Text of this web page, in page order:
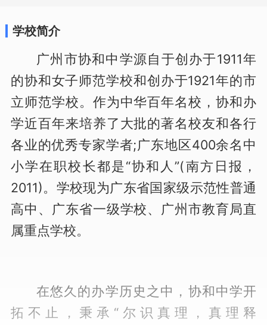
学校简介
广州市协和中学源自于创办于1911年
的协和女子师范学校和创办于1921年的市
立师范学校。作为中华百年名校，协和办
学近百年来培养了大批的著名校友和各行
各业的优秀专家学者;广东地区400余名中
小学在职校长都是“协和人”(南方日报，
2011)。学校现为广东省国家级示范性普通
高中、广东省一级学校、广州市教育局直
属重点学校。
在悠久的办学历史之中，协和中学开
拓不止，秉承“尔识真理，真理释